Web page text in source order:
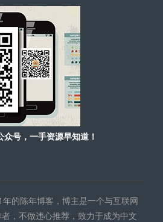
众号，一手资源早知道！
的陈年博客，博主是一个与互联网
，不做违心推荐，致力于成为中文